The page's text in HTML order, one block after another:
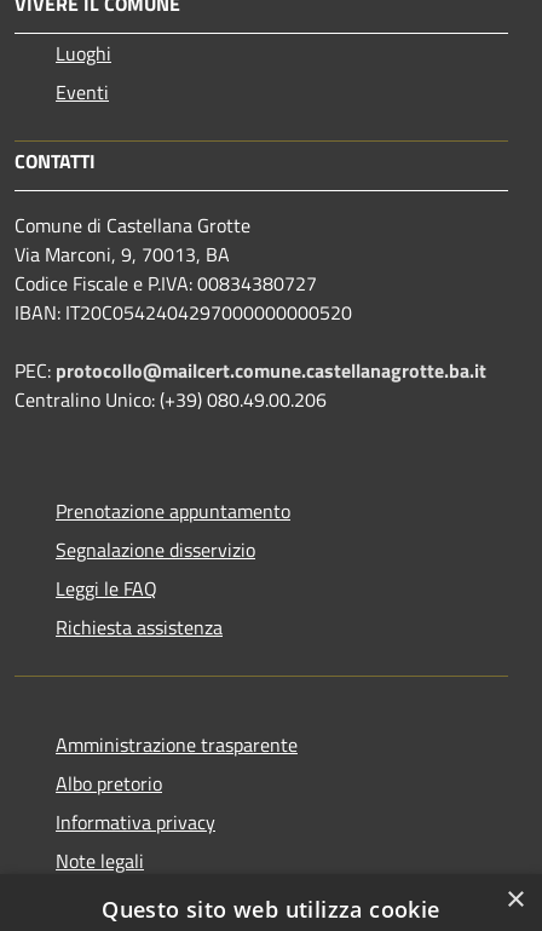
Luoghi
Eventi
CONTATTI
Comune di Castellana Grotte
Via Marconi, 9, 70013, BA
Codice Fiscale e P.IVA: 00834380727
IBAN: IT20C0542404297000000000520
PEC: protocollo@mailcert.comune.castellanagrotte.ba.it
Centralino Unico: (+39) 080.49.00.206
Prenotazione appuntamento
Segnalazione disservizio
Leggi le FAQ
Richiesta assistenza
Amministrazione trasparente
Albo pretorio
Informativa privacy
Note legali
Dichiarazione di accessibilità
×
Questo sito web utilizza cookie